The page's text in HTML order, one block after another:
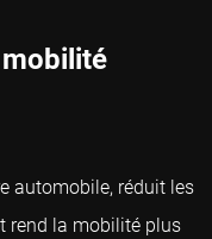
automobile, réduit les
rend la mobilité plus